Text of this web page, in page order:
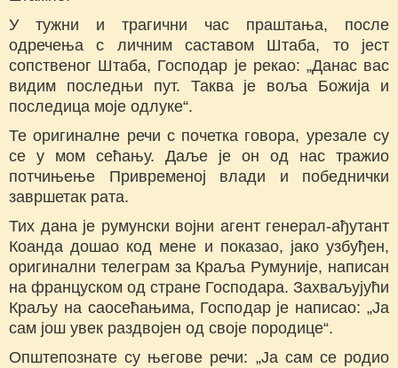
У тужни и трагични час праштања, после
одречења с личним саставом Штаба, то јест
сопственог Штаба, Господар је рекао: „Данас вас
видим последњи пут. Таква је воља Божија и
последица моје одлуке“.
Те оригиналне речи с почетка говора, урезале су
се у мом сећању. Даље је он од нас тражио
потчињење Привременој влади и победнички
завршетак рата.
Тих дана је румунски војни агент генерал-ађутант
Коанда дошао код мене и показао, јако узбуђен,
оригинални телеграм за Краља Румуније, написан
на француском од стране Господара. Захваљујући
Краљу на саосећањима, Господар је написао: „Ја
сам још увек раздвојен од своје породице“.
Општепознате су његове речи: „Ја сам се родио